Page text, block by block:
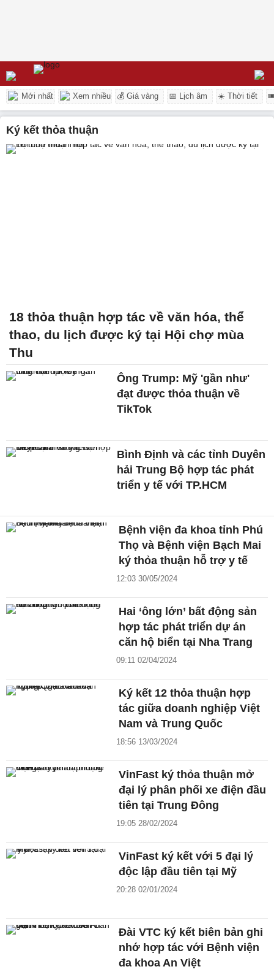
Mới nhất Xem nhiều 💰 Giá vàng 📅 Lịch âm ☀️ Thời tiết
ký kết thỏa thuận
18 thỏa thuận hợp tác về văn hóa, thể
thao, du lịch được ký tại Hội chợ mùa
Thu
Ông Trump: Mỹ 'gần như'
đạt được thỏa thuận về
TikTok
Bình Định và các tỉnh Duyên
hải Trung Bộ hợp tác phát
triển y tế với TP.HCM
Bệnh viện đa khoa tỉnh Phú
Thọ và Bệnh viện Bạch Mai
ký thỏa thuận hỗ trợ y tế
12:03 30/05/2024
Hai ‘ông lớn’ bất động sản
hợp tác phát triển dự án
căn hộ biển tại Nha Trang
09:11 02/04/2024
Ký kết 12 thỏa thuận hợp
tác giữa doanh nghiệp Việt
Nam và Trung Quốc
18:56 13/03/2024
VinFast ký thỏa thuận mở
đại lý phân phối xe điện đầu
tiên tại Trung Đông
19:05 28/02/2024
VinFast ký kết với 5 đại lý
độc lập đầu tiên tại Mỹ
20:28 02/01/2024
Đài VTC ký kết biên bản ghi
nhớ hợp tác với Bệnh viện
đa khoa An Việt